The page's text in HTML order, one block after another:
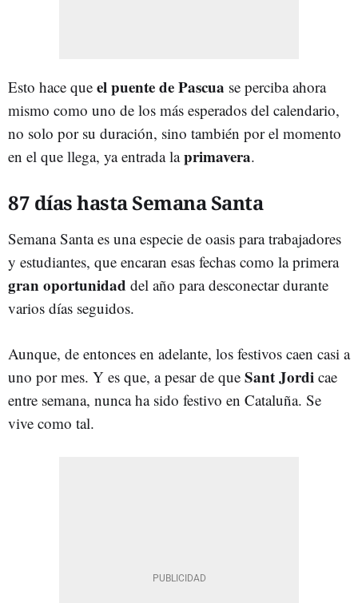
Esto hace que el puente de Pascua se perciba ahora
mismo como uno de los más esperados del calendario,
no solo por su duración, sino también por el momento
en el que llega, ya entrada laprimavera.
87 días hasta Semana Santa
Semana Santa es una especie de oasis para trabajadores
y estudiantes, que encaran esas fechas como la primera
gran oportunidad del año para desconectar durante
varios días seguidos.
Aunque, de entonces en adelante, los festivos caen casi a
uno por mes. Y es que, a pesar de que Sant Jordi cae
entre semana, nunca ha sido festivo en Cataluña. Se
vive como tal.